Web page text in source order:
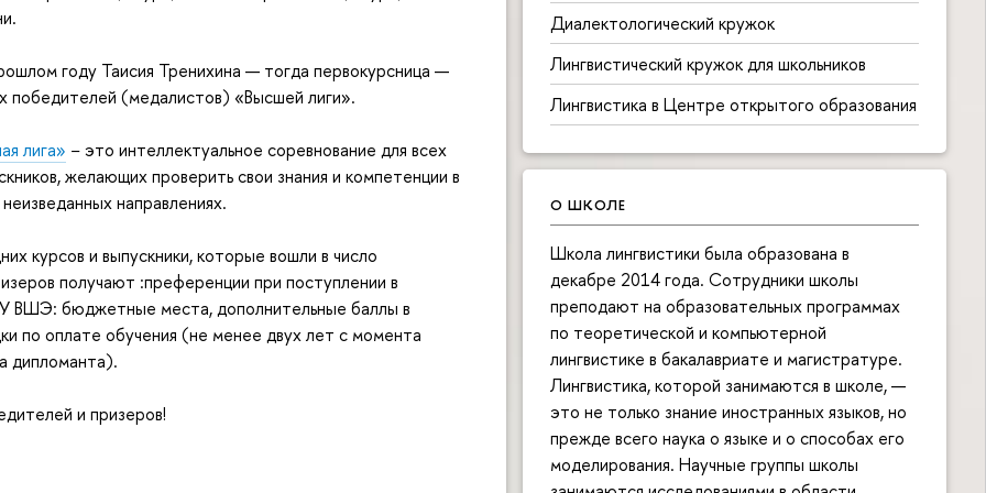
Диалектологический кружок
Лингвистический кружок для школьников
Лингвистика в Центре открытого образования
О ШКОЛЕ
Школа лингвистики была образована в
декабре 2014 года. Сотрудники школы
преподают на образовательных программах
по теоретической и компьютерной
лингвистике в бакалавриате и магистратуре.
Лингвистика, которой занимаются в школе, —
это не только знание иностранных языков, но
прежде всего наука о языке и о способах его
моделирования. Научные группы школы
году Таисия Тренихина — тогда первокурсница —
победителей (медалистов) «Высшей лиги».
лига» − это интеллектуальное соревнование для всех
желающих проверить свои знания и компетенции в
направлениях.
курсов и выпускники, которые вошли в число
получают :преференции при поступлении в
ВШЭ: бюджетные места, дополнительные баллы в
по оплате обучения (не менее двух лет с момента
дипломанта).
и призеров!